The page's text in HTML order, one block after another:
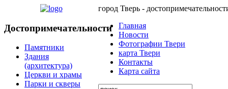
Достопримечательности
Памятники
Здания
(архитектура)
Церкви и храмы
Парки и скверы
город Тверь -
Главная
Новости
Фотографии Твери
карта Твери
Контакты
Карта сайта